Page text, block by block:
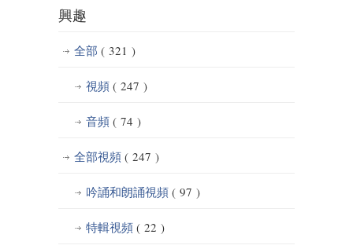
興趣
全部 ( 321 )
視頻 ( 247 )
音頻 ( 74 )
全部視頻 ( 247 )
吟誦和朗誦視頻 ( 97 )
特輯視頻 ( 22 )